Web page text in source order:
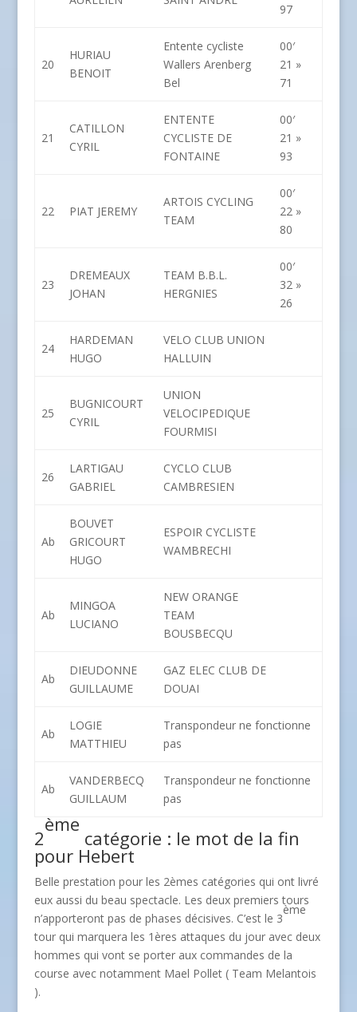
97
20
HURIAU
BENOIT
Entente cycliste
Wallers Arenberg
Bel
00′
21 »
71
21
CATILLON
CYRIL
ENTENTE
CYCLISTE DE
FONTAINE
00′
21 »
93
22 PIAT JEREMY
ARTOIS CYCLING
TEAM
00′
22 »
80
23
DREMEAUX
JOHAN
TEAM B.B.L.
HERGNIES
00′
32 »
26
24
HARDEMAN
HUGO
VELO CLUB UNION
HALLUIN
25
BUGNICOURT
CYRIL
UNION
VELOCIPEDIQUE
FOURMISI
26
LARTIGAU
GABRIEL
CYCLO CLUB
CAMBRESIEN
Ab
BOUVET
GRICOURT
HUGO
ESPOIR CYCLISTE
WAMBRECHI
Ab
MINGOA
LUCIANO
NEW ORANGE
TEAM
BOUSBECQU
Ab
DIEUDONNE
GUILLAUME
GAZ ELEC CLUB DE
DOUAI
Ab
LOGIE
MATTHIEU
Transpondeur ne fonctionne
pas
Ab
VANDERBECQ
GUILLAUM
Transpondeur ne fonctionne
pas
2
ème
catégorie : le mot de la fin
pour Hebert
Belle prestation pour les 2èmes catégories qui ont livré
eux aussi du beau spectacle. Les deux premiers tours
n’apporteront pas de phases décisives. C’est le 3
ème
tour qui marquera les 1ères attaques du jour avec deux
hommes qui vont se porter aux commandes de la
course avec notamment Mael Pollet ( Team Melantois
).